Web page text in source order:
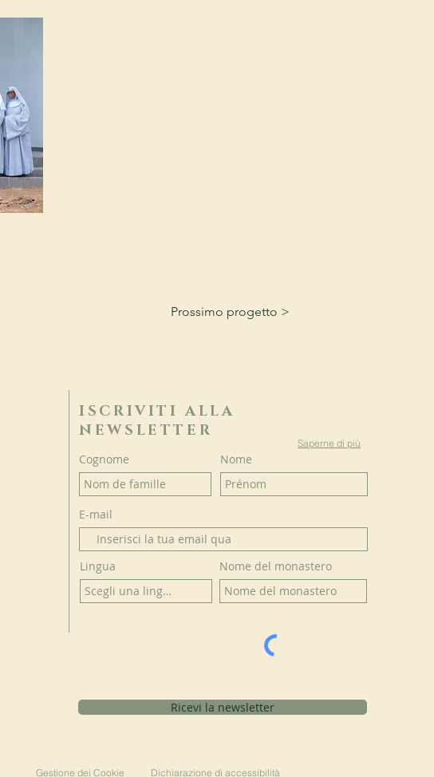
Prossimo progetto >
ISCRIVITI ALLA
NEWSLETTER
Saperne di più
Cognome Nome
E-mail
Lingua Nome del monastero
Ricevi la newsletter
Gestione dei Cookie Dichiarazione di accessibilità